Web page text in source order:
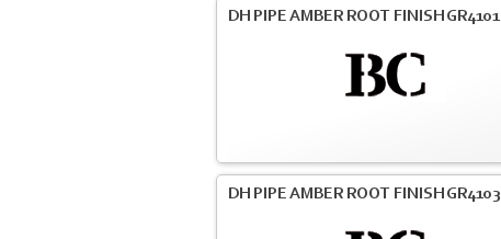
DH PIPE AMBER ROOT FINISH GR4101
DH PIPE AMBER ROOT FINISH GR4103